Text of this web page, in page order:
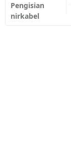
Pengisian
nirkabel